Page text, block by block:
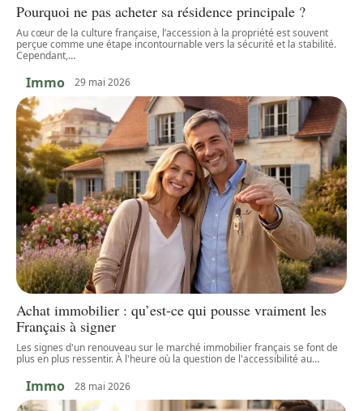
Pourquoi ne pas acheter sa résidence principale ?
Au cœur de la culture française, l’accession à la propriété est souvent
perçue comme une étape incontournable vers la sécurité et la stabilité.
Cependant,…
Immo 29 mai 2026
Achat immobilier : qu’est-ce qui pousse vraiment les
Français à signer
Les signes d'un renouveau sur le marché immobilier français se font de
plus en plus ressentir. À l'heure où la question de l'accessibilité au…
Immo 28 mai 2026